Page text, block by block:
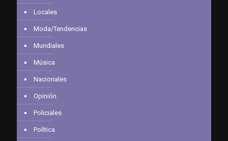
Locales
Moda/Tendencias
Mundiales
Música
Nacionales
Opinión
Policiales
Política